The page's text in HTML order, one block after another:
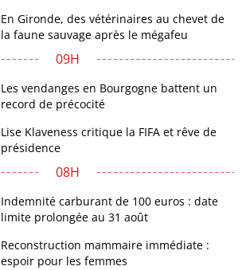
En Gironde, des vétérinaires au chevet de
la faune sauvage après le mégafeu
09H
Les vendanges en Bourgogne battent un
record de précocité
Lise Klaveness critique la FIFA et rêve de
présidence
08H
Indemnité carburant de 100 euros : date
limite prolongée au 31 août
Reconstruction mammaire immédiate :
espoir pour les femmes